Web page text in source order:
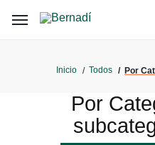
Inicio Todos Por
Por